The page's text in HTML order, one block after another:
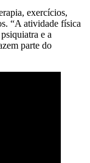
exercícios,
“A atividade física
e a
parte do